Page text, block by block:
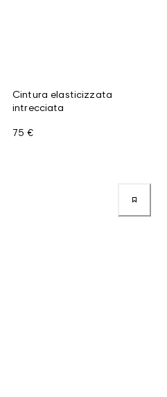
Cintura elasticizzata
intrecciata
75 €